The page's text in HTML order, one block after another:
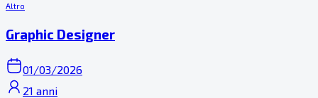
Altro
Graphic Designer
01/03/2026
21 anni